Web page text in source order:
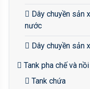
Dây chuyền sản
nước
Dây chuyền sản
Tank pha chế và
Tank chứa